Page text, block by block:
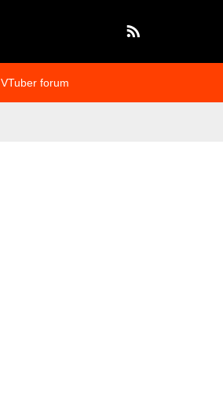
VTuber forum